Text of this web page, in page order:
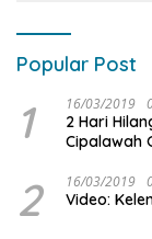
Popular Post
1 16/03/2019
2 Hari
Cipalawah
2 16/03/2019
Video: